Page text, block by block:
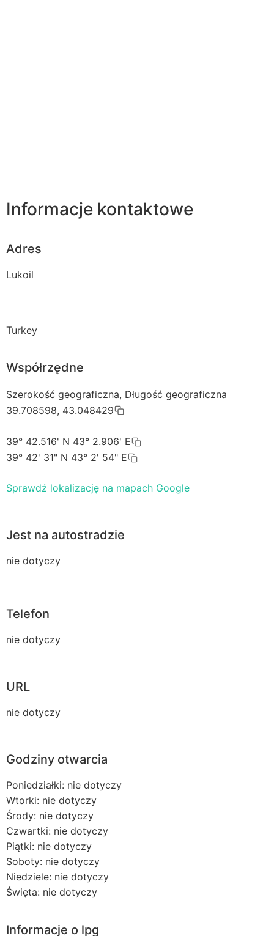
Informacje kontaktowe
Adres
Lukoil
Turkey
Współrzędne
Szerokość geograficzna, Długość geograficzna
39.708598, 43.048429
39° 42.516' N 43° 2.906' E
39° 42' 31" N 43° 2' 54" E
Sprawdź lokalizację na mapach Google
Jest na autostradzie
nie dotyczy
Telefon
nie dotyczy
URL
nie dotyczy
Godziny otwarcia
Poniedziałki: nie dotyczy
Wtorki: nie dotyczy
Środy: nie dotyczy
Czwartki: nie dotyczy
Piątki: nie dotyczy
Soboty: nie dotyczy
Niedziele: nie dotyczy
Święta: nie dotyczy
Informacje o lpg